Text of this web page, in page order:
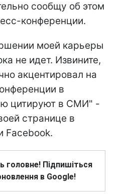
сообщу об этом
конференции.
моей карьеры
не идет. Извините,
акцентировал на
в
цитируют в СМИ" -
странице в
Facebook.
головне! Підпишіться
в Google!